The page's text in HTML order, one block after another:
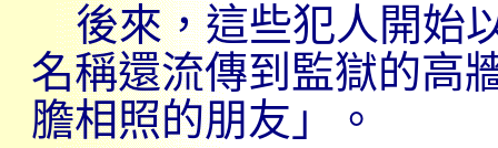
後來，這些犯人開始
名稱還流傳到監獄的高
膽相照的朋友」。